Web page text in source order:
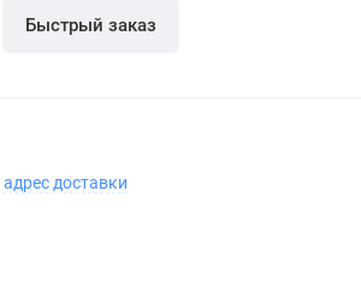
Быстрый заказ
адрес доставки